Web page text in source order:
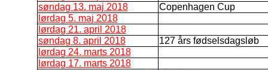
søndag 13. maj 2018
Copenhagen Cup
lørdag 5. maj 2018
lørdag 21. april 2018
søndag 8. april 2018
127 års fødselsdagsløb
lørdag 24. marts 2018
lørdag 17. marts 2018